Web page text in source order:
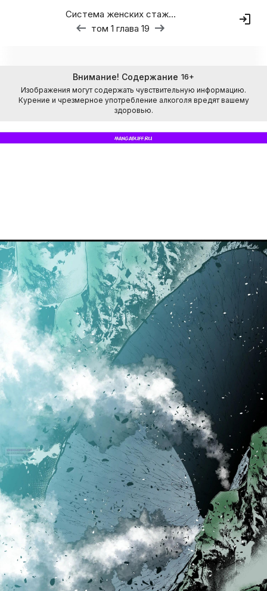
Система женских стажировок
том 1 глава 19
Внимание! Содержание 16+
Изображения могут содержать чувствительную информацию.
Курение и чрезмерное употребление алкоголя вредят вашему
здоровью.